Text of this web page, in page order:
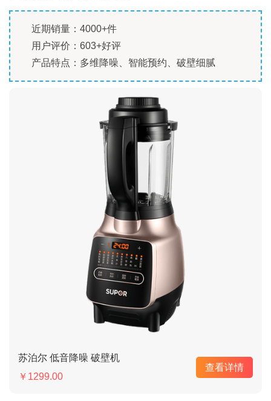
近期销量：4000+件
用户评价：603+好评
产品特点：多维降噪、智能预约、破壁细腻
苏泊尔 低音降噪 破壁机
￥1299.00
查看详情